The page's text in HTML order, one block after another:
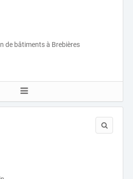
de bâtiments à Brebières